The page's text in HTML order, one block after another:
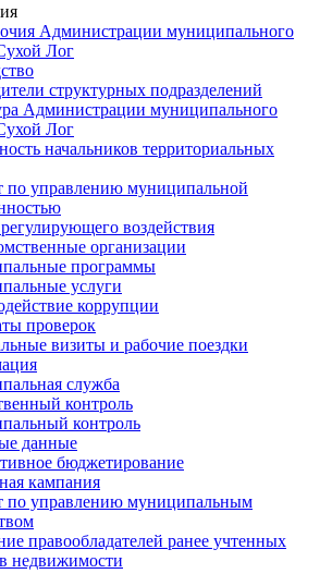
Администрации муниципального
Лог
структурных подразделений
Администрации муниципального
Лог
начальников территориальных
по управлению муниципальной
воздействия
организации
программы
услуги
коррупции
проверок
визиты и рабочие поездки
служба
контроль
контроль
данные
бюджетирование
кампания
по управлению муниципальным
правообладателей ранее учтенных
недвижимости